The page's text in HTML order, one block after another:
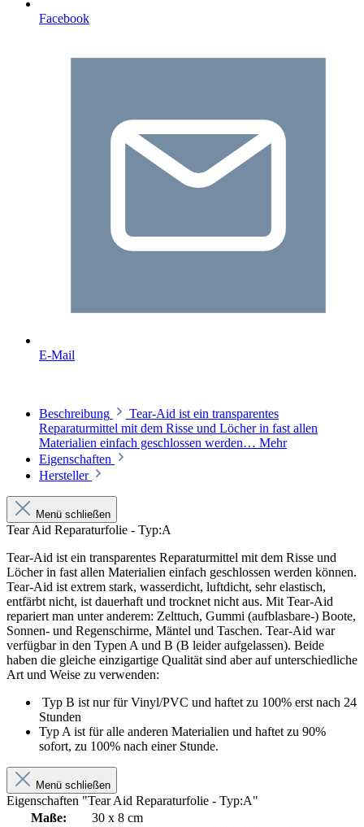
Facebook
E-Mail
Beschreibung
Tear-Aid ist ein transparentes
Reparaturmittel mit dem Risse und Löcher in fast allen
Materialien einfach geschlossen werden… Mehr
Eigenschaften
Hersteller
Menü schließen
Tear Aid Reparaturfolie - Typ:A
Tear-Aid ist ein transparentes Reparaturmittel mit dem Risse und
Löcher in fast allen Materialien einfach geschlossen werden können.
Tear-Aid ist extrem stark, wasserdicht, luftdicht, sehr elastisch,
entfärbt nicht, ist dauerhaft und trocknet nicht aus. Mit Tear-Aid
repariert man unter anderem: Zelttuch, Gummi (aufblasbare-) Boote,
Sonnen- und Regenschirme, Mäntel und Taschen. Tear-Aid war
verfügbar in den Typen A und B (B leider aufgelassen). Beide
haben die gleiche einzigartige Qualität sind aber auf unterschiedliche
Art und Weise zu verwenden:
Typ B ist nur für Vinyl/PVC und haftet zu 100% erst nach 24
Stunden
Typ A ist für alle anderen Materialien und haftet zu 90%
sofort, zu 100% nach einer Stunde.
Menü schließen
Eigenschaften "Tear Aid Reparaturfolie - Typ:A"
Maße:
30 x 8 cm